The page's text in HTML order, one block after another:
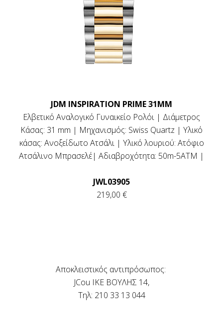
JDM INSPIRATION PRIME 31MM
Ελβετικό Αναλογικό Γυναικείο Ρολόι | Διάμετρος
Κάσας: 31 mm | Μηχανισμός: Swiss Quartz | Υλικό
κάσας: Ανοξείδωτο Ατσάλι | Υλικό λουριού: Ατόφιο
Ατσάλινο Μπρασελέ| Αδιαβροχότητα: 50m-5ΑΤΜ |
JWL03905
219,00 €
Αποκλειστικός αντιπρόσωπος:
JCou IKE ΒΟΥΛΗΣ 14,
Τηλ: 210 33 13 044